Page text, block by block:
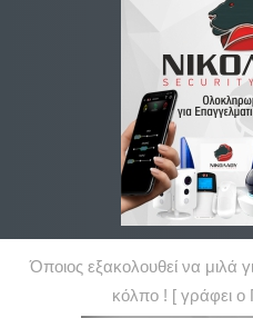
Όποιος εξακολουθεί να μιλά
κόλπο ! [ γράφει ο